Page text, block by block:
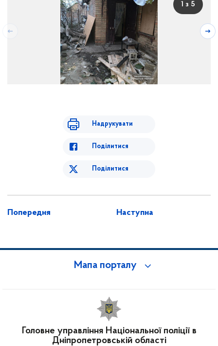
1 з 5
Надрукувати
Поділитися
Поділитися
Попередня Наступна
Мапа порталу
Головне управління Національної поліції в
Дніпропетровській області